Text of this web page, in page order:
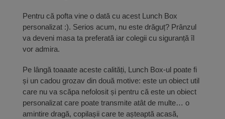
Pentru că pofta vine o dată cu acest Lunch Box
personalizat :). Serios acum, nu este drăguț? Prânzul
va deveni masa ta preferată iar colegii cu siguranță îl
vor admira.
Pe lângă toaaate aceste calități, Lunch Box-ul poate fi
și un cadou grozav din două motive: este un obiect util
care nu va scăpa nefolosit și pentru că este un obiect
personalizat care poate transmite atât de multe… o
amintire dragă, copilașii care te așteaptă acasă,